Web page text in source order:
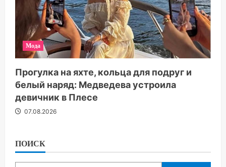
Мода
Прогулка на яхте, кольца для подруг и
белый наряд: Медведева устроила
девичник в Плесе
07.08.2026
ПОИСК